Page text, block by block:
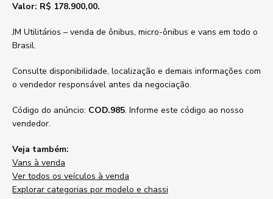
Valor: R$ 178.900,00.
JM Utilitários – venda de ônibus, micro-ônibus e vans em todo o
Brasil.
Consulte disponibilidade, localização e demais informações com
o vendedor responsável antes da negociação.
Código do anúncio: COD.985. Informe este código ao nosso
vendedor.
Veja também:
Vans à venda
Ver todos os veículos à venda
Explorar categorias por modelo e chassi